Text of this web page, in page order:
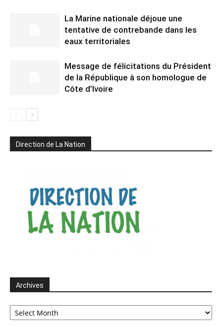
La Marine nationale déjoue une
tentative de contrebande dans les
eaux territoriales
Message de félicitations du Président
de la République à son homologue de
Côte d’Ivoire
Direction de La Nation
Archives
Archives